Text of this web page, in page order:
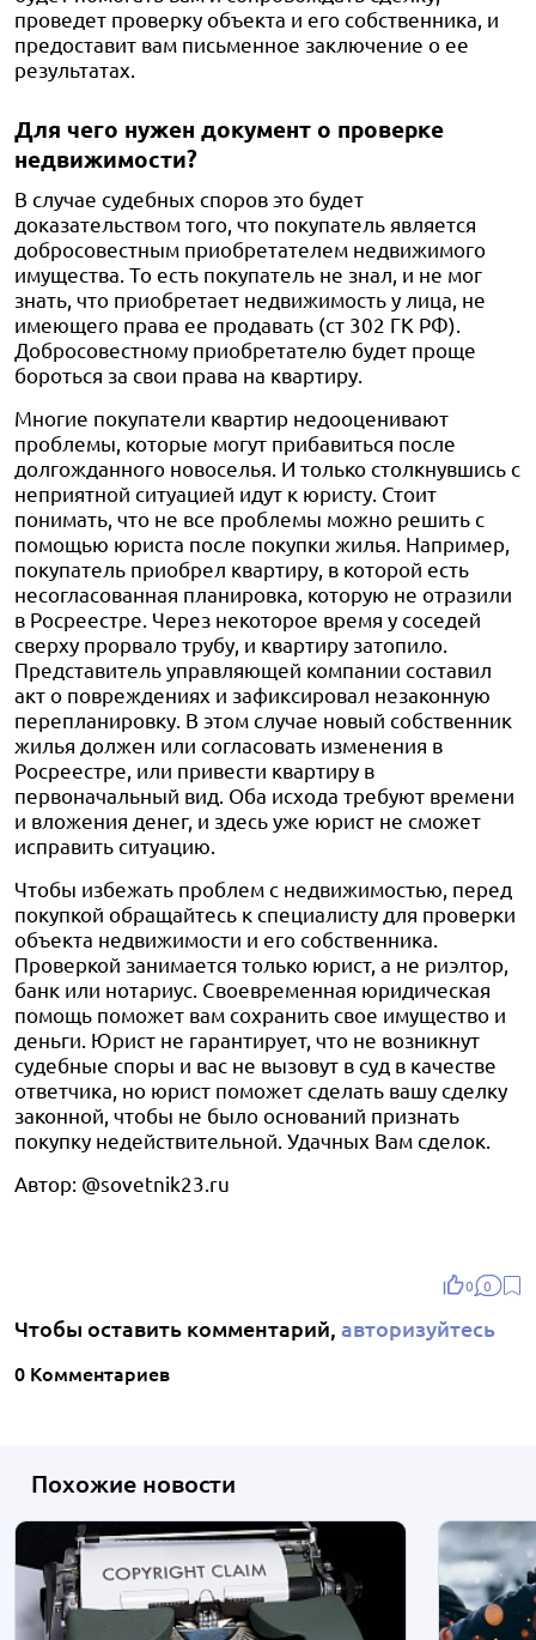
проведет проверку объекта и его собственника, и
предоставит вам письменное заключение о ее
результатах.
Для чего нужен документ о проверке
недвижимости?
В случае судебных споров это будет
доказательством того, что покупатель является
добросовестным приобретателем недвижимого
имущества. То есть покупатель не знал, и не мог
знать, что приобретает недвижимость у лица, не
имеющего права ее продавать (ст 302 ГК РФ).
Добросовестному приобретателю будет проще
бороться за свои права на квартиру.
Многие покупатели квартир недооценивают
проблемы, которые могут прибавиться после
долгожданного новоселья. И только столкнувшись с
неприятной ситуацией идут к юристу. Стоит
понимать, что не все проблемы можно решить с
помощью юриста после покупки жилья. Например,
покупатель приобрел квартиру, в которой есть
несогласованная планировка, которую не отразили
в Росреестре. Через некоторое время у соседей
сверху прорвало трубу, и квартиру затопило.
Представитель управляющей компании составил
акт о повреждениях и зафиксировал незаконную
перепланировку. В этом случае новый собственник
жилья должен или согласовать изменения в
Росреестре, или привести квартиру в
первоначальный вид. Оба исхода требуют времени
и вложения денег, и здесь уже юрист не сможет
исправить ситуацию.
Чтобы избежать проблем с недвижимостью, перед
покупкой обращайтесь к специалисту для проверки
объекта недвижимости и его собственника.
Проверкой занимается только юрист, а не риэлтор,
банк или нотариус. Своевременная юридическая
помощь поможет вам сохранить свое имущество и
деньги. Юрист не гарантирует, что не возникнут
судебные споры и вас не вызовут в суд в качестве
ответчика, но юрист поможет сделать вашу сделку
законной, чтобы не было оснований признать
покупку недействительной. Удачных Вам сделок.
Автор: @sovetnik23.ru
0 0
Чтобы оставить комментарий, авторизуйтесь
0 Комментариев
Похожие новости